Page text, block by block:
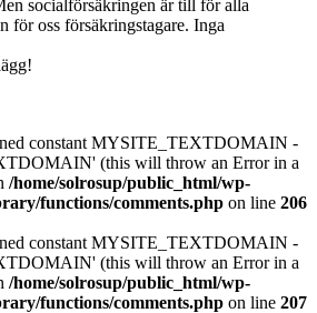
socialförsäkringen är till för alla
för oss försäkringstagare. Inga
constant MYSITE_TEXTDOMAIN -
(this will throw an Error in a
/home/solrosup/public_html/wp-
functions/comments.php on line 206
constant MYSITE_TEXTDOMAIN -
(this will throw an Error in a
/home/solrosup/public_html/wp-
functions/comments.php on line 207